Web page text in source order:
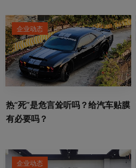
企业动态
热“死”是危言耸听吗？给汽车贴膜
有必要吗？
企业动态